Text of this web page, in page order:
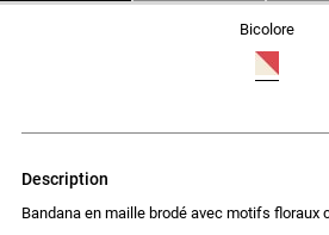
bicolore
description
Bandana en maille brodé avec motifs floraux